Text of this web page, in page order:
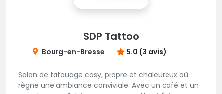
SDP Tattoo
Bourg-en-Bresse 5.0 (3 avis)
Salon de tatouage cosy, propre et chaleureux où
règne une ambiance conviviale. Avec un café et un